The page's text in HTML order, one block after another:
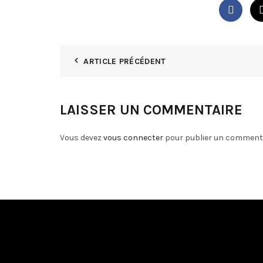
ARTICLE PRÉCÉDENT
LAISSER UN COMMENTAIRE
Vous devez vous connecter pour publier un